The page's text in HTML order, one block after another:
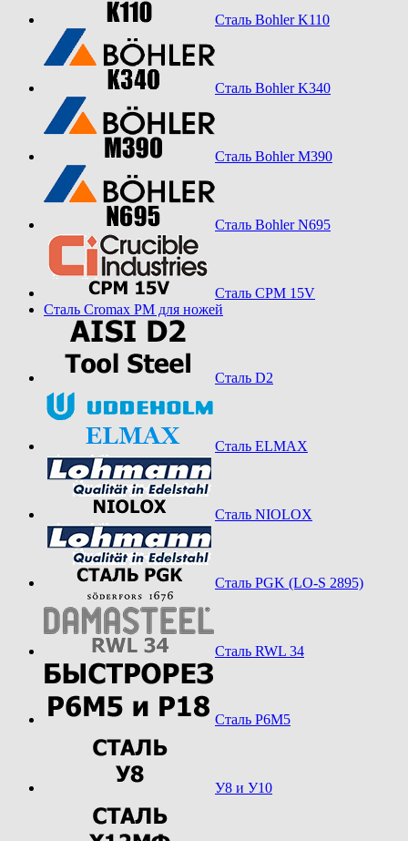
Сталь Bohler K110
Сталь Bohler K340
Сталь Bohler M390
Сталь Bohler N695
Сталь CPM 15V
Сталь Cromax PM для ножей
Сталь D2
Сталь ELMAX
Сталь NIOLOX
Сталь PGK (LO-S 2895)
Сталь RWL 34
Сталь Р6М5
У8 и У10